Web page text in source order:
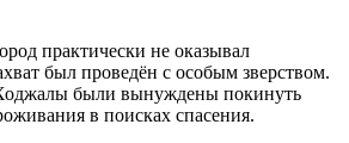
практически не оказывал
был проведён с особым зверством.
были вынуждены покинуть
в поисках спасения.